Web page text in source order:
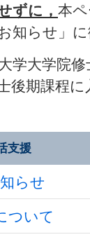
ずに， 本
知らせ」
学大学院
後期課程
支援
らせ
ついて